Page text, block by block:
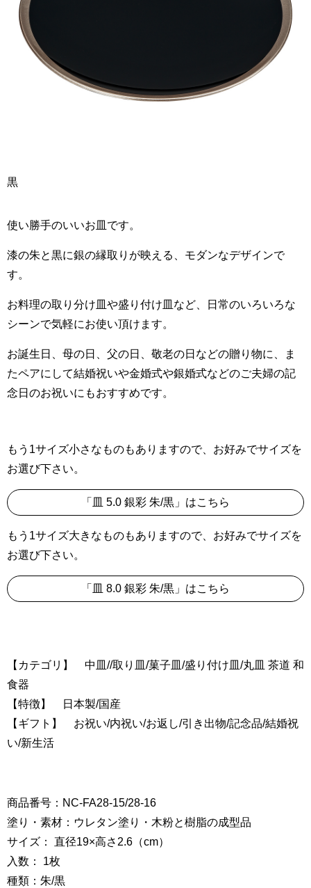
黒
使い勝手のいいお皿です。
漆の朱と黒に銀の縁取りが映える、モダンなデザインで
す。
お料理の取り分け皿や盛り付け皿など、日常のいろいろな
シーンで気軽にお使い頂けます。
お誕生日、母の日、父の日、敬老の日などの贈り物に、ま
たペアにして結婚祝いや金婚式や銀婚式などのご夫婦の記
念日のお祝いにもおすすめです。
もう1サイズ小さなものもありますので、お好みでサイズを
お選び下さい。
「皿 5.0 銀彩 朱/黒」はこちら
もう1サイズ大きなものもありますので、お好みでサイズを
お選び下さい。
「皿 8.0 銀彩 朱/黒」はこちら
【カテゴリ】 中皿//取り皿/菓子皿/盛り付け皿/丸皿 茶道 和
食器
【特徴】 日本製/国産
【ギフト】 お祝い/内祝い/お返し/引き出物/記念品/結婚祝
い/新生活
商品番号：NC-FA28-15/28-16
塗り・素材：ウレタン塗り・木粉と樹脂の成型品
サイズ： 直径19×高さ2.6（cm）
入数： 1枚
種類：朱/黒